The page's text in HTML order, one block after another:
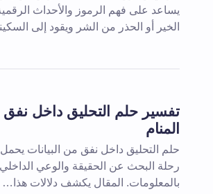
يساعد على فهم الرموز والأحداث
الخير أو الحذر من الشر ويقود إلى
تفسير حلم التحليق داخل نفق
المنام
حلم التحليق داخل نفق من البيانات
رحلة البحث عن الحقيقة والوعي
بالمعلومات. المقال يكشف دلالات هذا…